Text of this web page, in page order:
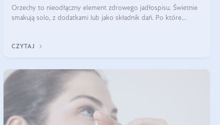
Orzechy to nieodłączny element zdrowego jadłospisu. Świetnie
smakują solo, z dodatkami lub jako składnik dań. Po które
CZYTAJ